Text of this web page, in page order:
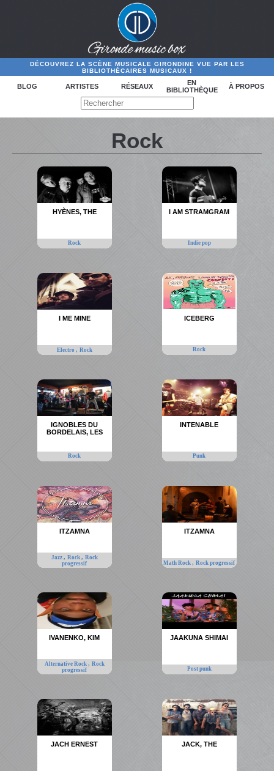
DÉCOUVREZ LA SCÈNE MUSICALE GIRONDINE VUE PAR LES
BIBLIOTHÉCAIRES MUSICAUX !
BLOG ARTISTES RÉSEAUX
EN
BIBLIOTHÈQUE
À PROPOS
Rock
HYÈNES, THE
Rock
I AM STRAMGRAM
Indie pop
I ME MINE
Electro , Rock
ICEBERG
Rock
IGNOBLES DU
BORDELAIS, LES
Rock
INTENABLE
Punk
ITZAMNA
Jazz , Rock , Rock
progressif
ITZAMNA
Math Rock,Rock progressif
IVANENKO, KIM
Alternative Rock , Rock
progressif
JAAKUNA SHIMAI
Post punk
JACH ERNEST JACK, THE